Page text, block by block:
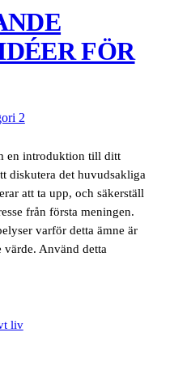
FÖR
2
en introduktion till ditt
diskutera det huvudsakliga
att ta upp, och säkerställ
från första meningen.
varför detta ämne är
Använd detta